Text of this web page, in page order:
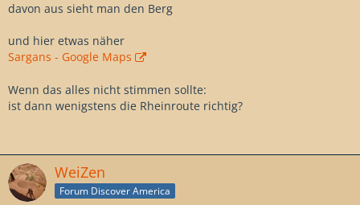
davon aus sieht man den Berg
und hier etwas näher
Sargans - Google Maps
Wenn das alles nicht stimmen sollte:
ist dann wenigstens die Rheinroute richtig?
WeiZen
Forum Discover America